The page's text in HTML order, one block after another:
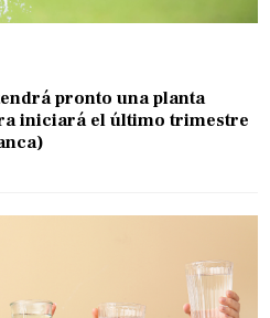
pronto una planta
iniciará el último trimestre